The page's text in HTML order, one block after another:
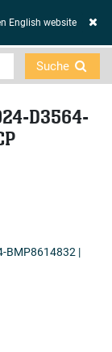
☰
Suche
English website
D3564-